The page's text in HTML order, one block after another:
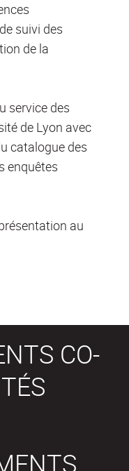
suivi des
de la
service des
de Lyon avec
catalogue des
enquêtes
au
CO-